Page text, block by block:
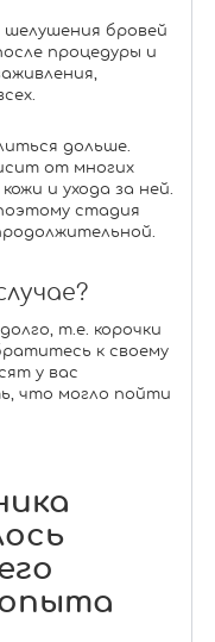
шелушения бровей
процедуры и
дольше.
от многих
и ухода за ней.
стадия
т.е. корочки
к своему
у вас
что могло пойти